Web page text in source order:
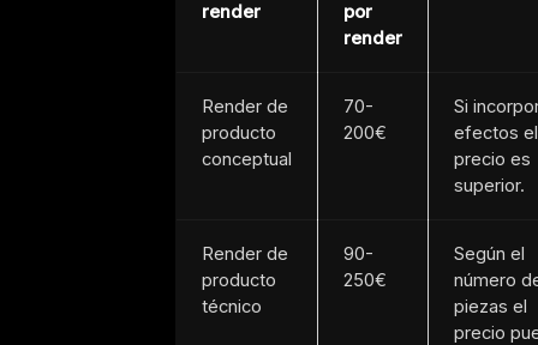
render
por
render
Render de
producto
conceptual
70-
200€
Si
efectos el
precio es
superior.
Render de
producto
técnico
90-
250€
Según el
número
piezas el
precio